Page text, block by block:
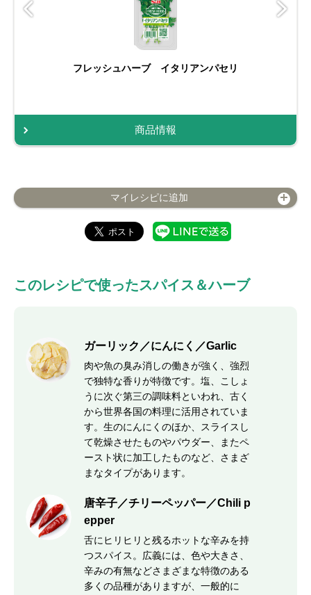
フレッシュハーブ イタリアンパセリ
商品情報
マイレシピに追加
このレシピで使ったスパイス＆ハーブ
ガーリック／にんにく／Garlic
肉や魚の臭み消しの働きが強く、強烈
で独特な香りが特徴です。塩、こしょ
うに次ぐ第三の調味料といわれ、古く
から世界各国の料理に活用されていま
す。生のにんにくのほか、スライスし
て乾燥させたものやパウダー、またペ
ースト状に加工したものなど、さまざ
まなタイプがあります。
唐辛子／チリーペッパー／Chili p
epper
舌にヒリヒリと残るホットな辛みを持
つスパイス。広義には、色や大きさ、
辛みの有無などさまざまな特徴のある
多くの品種がありますが、一般的に